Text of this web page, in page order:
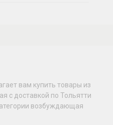
вам купить товары из
с доставкой по Тольятти
возбуждающая